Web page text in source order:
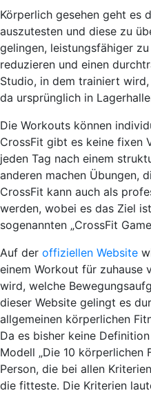
Körperlich gesehen geht es
auszutesten und diese zu
gelingen, leistungsfähiger
reduzieren und einen
Studio, in dem trainiert
da ursprünglich in
Die Workouts können
CrossFit gibt es keine fixen
jeden Tag nach einem
anderen machen Übungen,
CrossFit kann auch als
werden, wobei es das Ziel
sogenannten „CrossFit
Auf der offiziellen Website
einem Workout für
wird, welche
dieser Website gelingt es
allgemeinen körperlichen
Da es bisher keine
Modell „Die 10 körperlichen
Person, die bei allen
die fitteste. Die Kriterien